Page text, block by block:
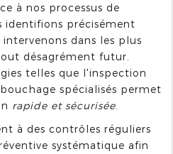
à nos processus de
identifions précisément
dans les plus
désagrément futur.
telles que l'inspection
spécialisés permet
rapide et sécurisée
à des contrôles réguliers
systématique afin